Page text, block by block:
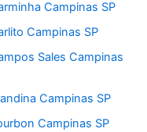
Campinas SP
Campinas SP
Sales Campinas
Campinas SP
Campinas SP